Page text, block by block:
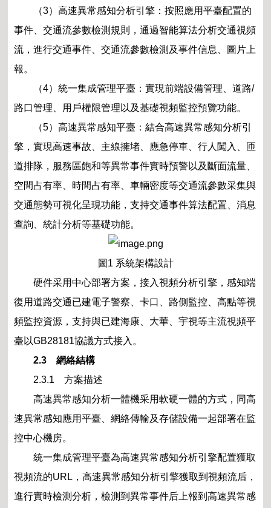
（3）高速異常感知分析引擎：按照應用平臺配置的
事件、交通流參數檢測規則，通過智能算法分析交通視頻
流，進行交通事件、交通流參數檢測及事件信息、圖片上
報。
（4）統一集成管理平臺：實現前端設備管理、道路/
路口管理、用戶權限管理以及基礎視頻監控預覽功能。
（5）高速異常感知平臺：結合高速異常感知分析引
擎，實現高速事故、主線擁堵、應急停車、行人闖入、匝
道排隊，服務區飽和等異常事件實時預警以及斷面流量、
空間占有率、時間占有率、車輛密度等交通流參數采集與
交通態勢可視化呈現功能，支持交通事件算法配置、消息
查詢、統計分析等基礎功能。
圖1 系統架構設計
硬件采用中心部署方案，接入視頻分析引擎，感知端
復用道路交通已建電子警察、卡口、路側監控、高點等視
頻監控資源，支持與已建海康、大華、宇視等主流視頻平
臺以GB28181協議方式接入。
2.3 網絡結構
2.3.1 方案描述
高速異常感知分析一體機采用軟硬一體的方式，同高
速異常感知應用平臺、網絡傳輸及存儲設備一起部署在監
控中心機房。
統一集成管理平臺為高速異常感知分析引擎配置獲取
視頻流的URL，高速異常感知分析引擎獲取到視頻流后，
進行實時檢測分析，檢測到異常事件后上報到高速異常感